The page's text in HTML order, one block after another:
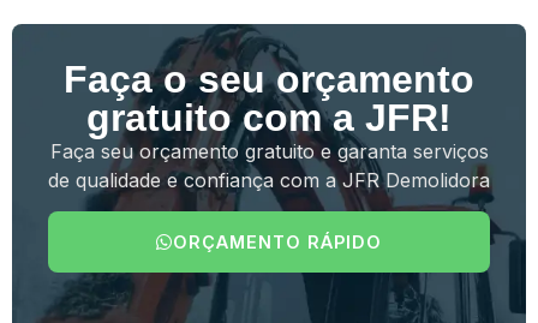
Faça o seu orçamento
gratuito com a JFR!
Faça seu orçamento gratuito e garanta serviços
de qualidade e confiança com a JFR Demolidora
ORÇAMENTO RÁPIDO